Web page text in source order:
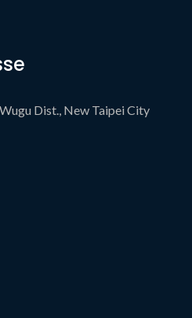
Dist., New Taipei City